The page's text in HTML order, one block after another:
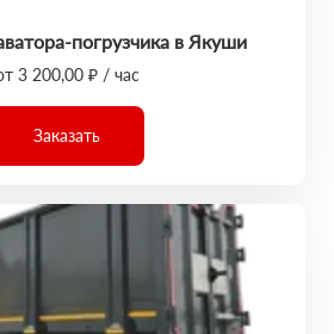
погрузчика в Якуши
3 200,00 ₽ / час
Заказать